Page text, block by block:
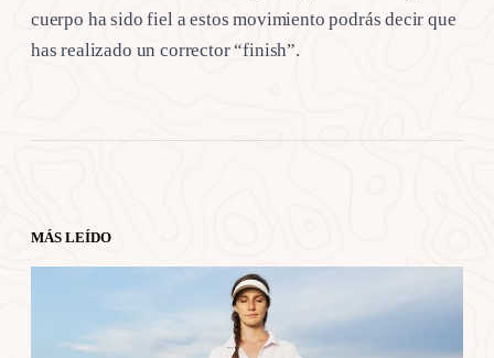
cuerpo ha sido fiel a estos movimiento podrás decir que
has realizado un corrector “finish”.
MÁS LEÍDO